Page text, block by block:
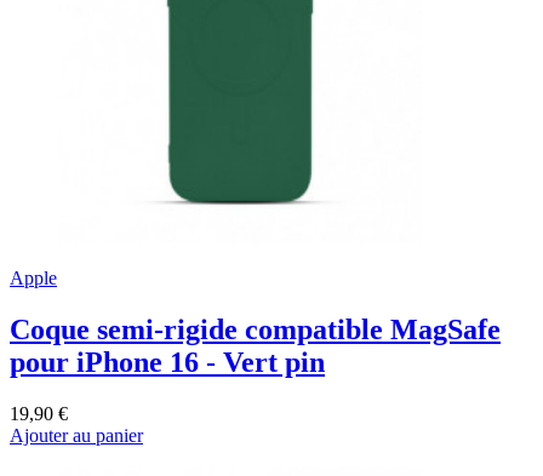
Apple
Coque semi-rigide compatible MagSafe
pour iPhone 16 - Vert pin
19,90 €
Ajouter au panier